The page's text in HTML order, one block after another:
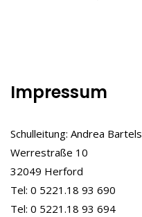
Impressum
Schulleitung: Andrea Bartels
Werrestraße 10
32049 Herford
Tel: 0 5221.18 93 690
Tel: 0 5221.18 93 694